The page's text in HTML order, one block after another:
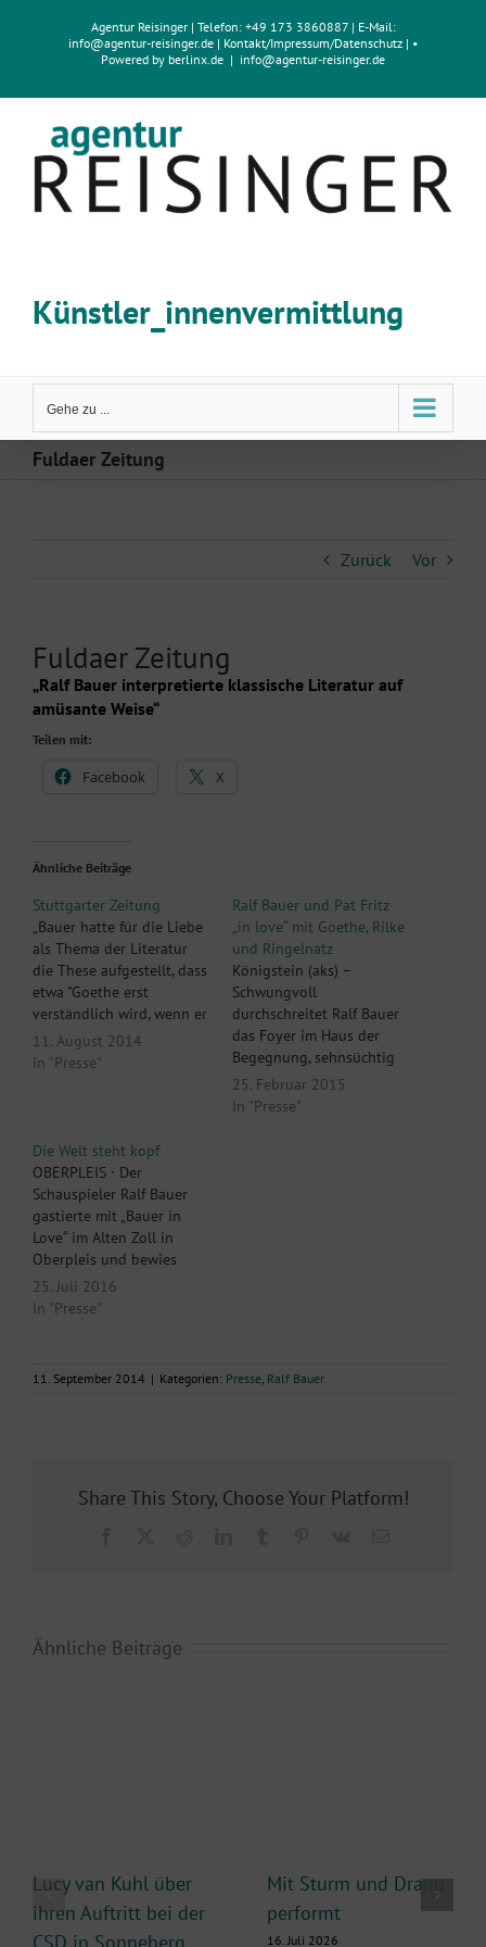
Agentur Reisinger| Telefon: +49 173 3860887 | E-Mail:
info@agentur-reisinger.de | Kontakt/Impressum/Datenschutz | •
Powered by berlinx.de | info@agentur-reisinger.de
Künstler_innenvermittlung
Gehe zu ...
Fuldaer Zeitung
Zurück Vor
Fuldaer Zeitung
„Ralf Bauer interpretierte klassische Literatur auf
amüsante Weise“
Teilen mit:
Facebook X
Ähnliche Beiträge
Stuttgarter Zeitung
„Bauer hatte für die Liebe
als Thema der Literatur
die These aufgestellt, dass
etwa "Goethe erst
verständlich wird, wenn er
gespielt wird". Man müsste
hinzufügen: wenn er so
11. August 2014
In "Presse"
Ralf Bauer und Pat Fritz
„in love“ mit Goethe, Rilke
und Ringelnatz
Königstein (aks) –
Schwungvoll
durchschreitet Ralf Bauer
das Foyer im Haus der
Begegnung, sehnsüchtig
erwartet vor allem von
den Damen. Auf dem Weg
25. Februar 2015
In "Presse"
Die Welt steht kopf
OBERPLEIS · Der
Schauspieler Ralf Bauer
gastierte mit „Bauer in
Love“ im Alten Zoll in
Oberpleis und bewies
dabei akrobatisches
Geschick: Er zitierte
Auftritt. Von Roswitha
25. Juli 2016
In "Presse"
11. September 2014 | Kategorien: Presse, Ralf Bauer
Share This Story, Choose Your Platform!
Ähnliche Beiträge
Lucy van Kuhl über
ihren Auftritt bei der
Mit Sturm und Drang
performt
16. Juli 2026